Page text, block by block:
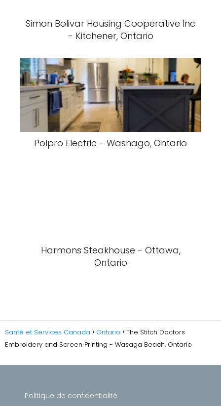
Simon Bolivar Housing Cooperative Inc
- Kitchener, Ontario
Polpro Electric - Washago, Ontario
Harmons Steakhouse - Ottawa,
Ontario
Santé et Services Canada Ontario
The Stitch Doctors
Embroidery and Screen Printing - Wasaga Beach, Ontario
Politique de confidentialité